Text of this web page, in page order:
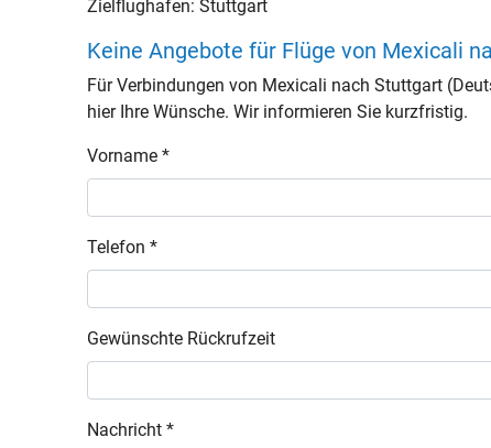
Zielflughafen:Stuttgart
Keine Angebote für Flüge von Mexicali
Für Verbindungen von Mexicali nach Stuttgart
hier Ihre Wünsche. Wir informieren Sie kurzfristig.
Vorname *
Telefon *
Gewünschte Rückrufzeit
Nachricht *